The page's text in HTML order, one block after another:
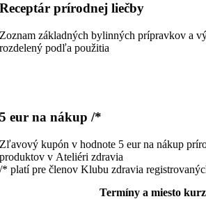
Receptár prírodnej liečby
Zoznam základných bylinných prípravkov a
rozdelený podľa použitia
5 eur na nákup /*
Zľavový kupón v hodnote 5 eur na nákup
produktov v Ateliéri zdravia
/* platí pre členov Klubu zdravia
Termíny a miesto